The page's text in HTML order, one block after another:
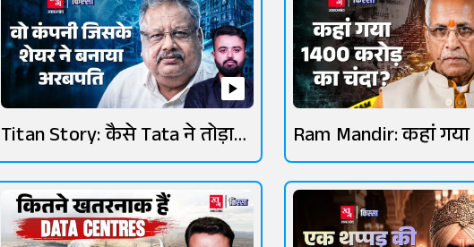
Titan Story: कैसे Tata ने तोड़ा
HMT का घमंड?
Ram Mandir: कहां
करोड़ का चंदा?